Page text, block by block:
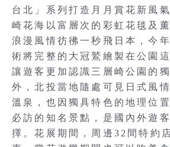
台北」系列打造月月賞花新風
崎花海以富層次的彩虹花毯及
浪漫風情彷彿一秒飛日本，今
術將完整的大冠鷲繪製在公園
讓遊客更加認識三層崎公園的
外，北投當地隨處可見日式風
溫泉，也因獨具特色的地理位
必訪的知名景點，是國內外遊
擇。花展期間，周邊32間特約